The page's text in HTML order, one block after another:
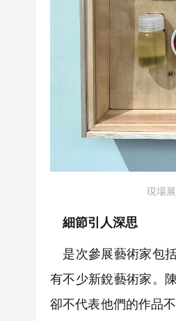
現場
細節引人深思
是次參展藝術家包
有不少新銳藝術家。
卻不代表他們的作品